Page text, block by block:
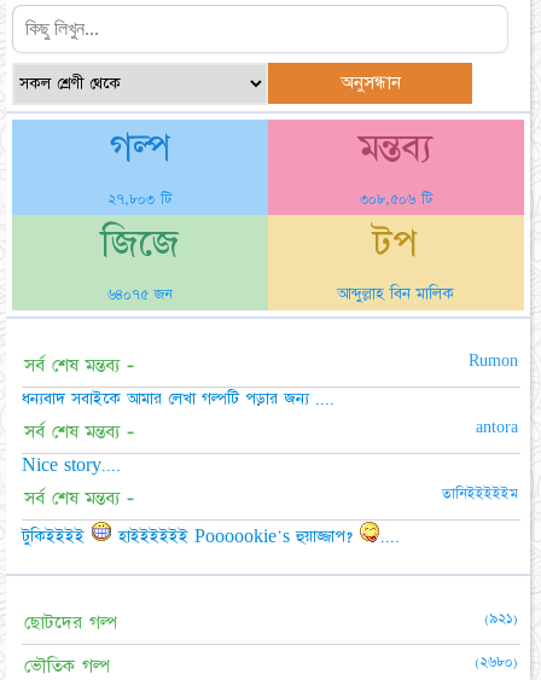
গল্প
২৭,৮০৩ টি
মন্তব্য
৩০৮,৫০৬ টি
জিজে
৬৪০৭৫ জন
টপ
আব্দুল্লাহ বিন মালিক
সর্ব শেষ মন্তব্য - Rumon
ধন্যবাদ সবাইকে আমার লেখা গল্পটি পড়ার জন্য ....
সর্ব শেষ মন্তব্য - antora
Nice story....
সর্ব শেষ মন্তব্য - তানিইইইইইম
টুকিইইইই হাইইইইইই Poooookie's হুয়াজ্জাপ?
ছোটদের গল্প (৯২১)
ভৌতিক গল্প (২৬৮০)